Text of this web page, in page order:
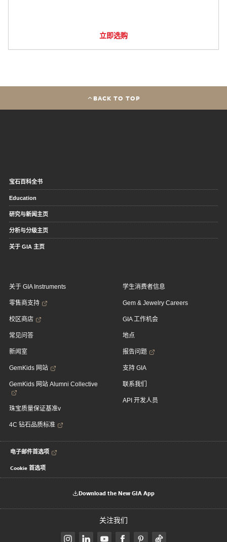
立即选购
BACK TO TOP
宝石百科全书
Education
研究与新闻主页
分析与分级主页
关于 GIA 主页
关于 GIA Instruments
零售商支持
校区商店
常见问答
新闻室
GemKids 网站
GemKids 网站 Alumni Collective
珠宝质量保证基准v
4C 钻石品质标准
学生消费者信息
Gem & Jewelry Careers
GIA 工作机会
地点
报告问题
支持 GIA
联系我们
API 开发人员
电子邮件首选项
Cookie 首选项
Download the New GIA App
关注我们